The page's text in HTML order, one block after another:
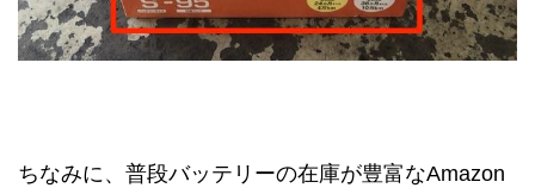
ちなみに、普段バッテリーの在庫が豊富なAmazon